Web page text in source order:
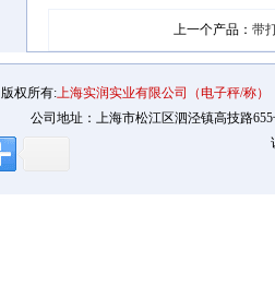
上一个产品： 带
版权所有:上海实润实业有限公司（电子秤/称）
公司地址：上海市松江区泗泾镇高技路655